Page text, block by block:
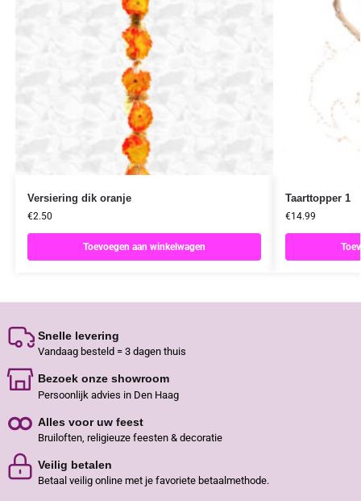
Versiering dik oranje
€2.50
Toevoegen aan winkelwagen
Taarttopper 1
€14.99
Snelle levering
Vandaag besteld = 3 dagen thuis
Bezoek onze showroom
Persoonlijk advies in Den Haag
Alles voor uw feest
Bruiloften, religieuze feesten & decoratie
Veilig betalen
Betaal veilig online met je favoriete betaalmethode.